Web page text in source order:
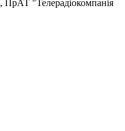
, ПрАТ "Телерадіокомпанія